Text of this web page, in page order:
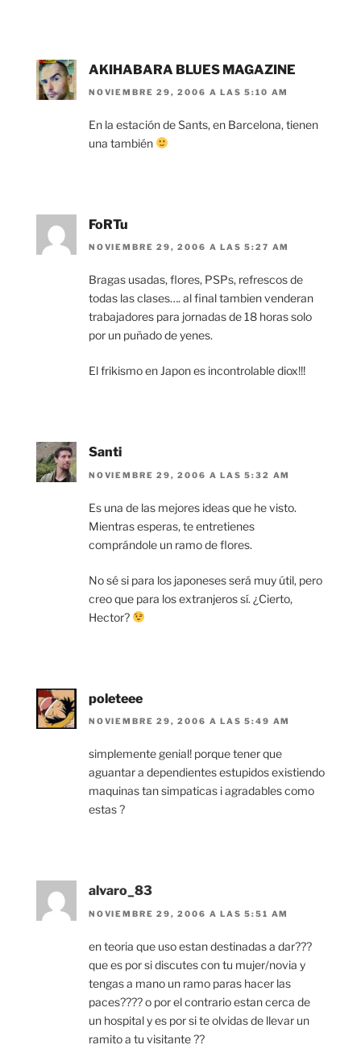
AKIHABARA BLUES MAGAZINE
NOVIEMBRE 29, 2006 A LAS 5:10 AM
En la estación de Sants, en Barcelona, tienen
una también
FoRTu
NOVIEMBRE 29, 2006 A LAS 5:27 AM
Bragas usadas, flores, PSPs, refrescos de
todas las clases…. al final tambien venderan
trabajadores para jornadas de 18 horas solo
por un puñado de yenes.
El frikismo en Japon es incontrolable diox!!!
Santi
NOVIEMBRE 29, 2006 A LAS 5:32 AM
Es una de las mejores ideas que he visto.
Mientras esperas, te entretienes
comprándole un ramo de flores.
No sé si para los japoneses será muy útil, pero
creo que para los extranjeros sí. ¿Cierto,
Hector?
poleteee
NOVIEMBRE 29, 2006 A LAS 5:49 AM
simplemente genial! porque tener que
aguantar a dependientes estupidos existiendo
maquinas tan simpaticas i agradables como
estas ?
alvaro_83
NOVIEMBRE 29, 2006 A LAS 5:51 AM
en teoria que uso estan destinadas a dar???
que es por si discutes con tu mujer/novia y
tengas a mano un ramo paras hacer las
paces???? o por el contrario estan cerca de
un hospital y es por si te olvidas de llevar un
ramito a tu visitante ??